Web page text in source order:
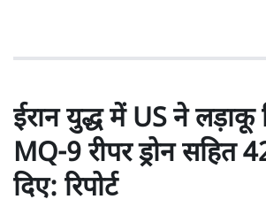
ईरान युद्ध में US ने लड़ाकू
MQ-9 रीपर ड्रोन सहित
दिए: रिपोर्ट